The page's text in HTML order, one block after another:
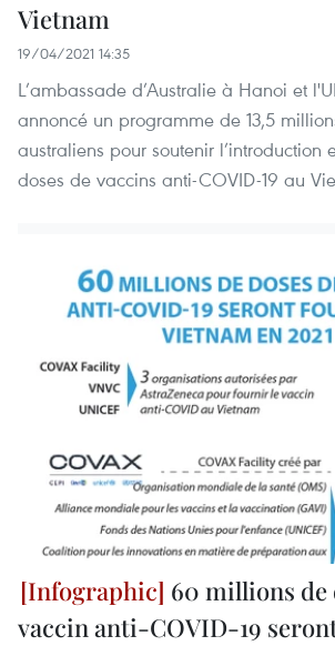
Vietnam
19/04/2021 14:35
L’ambassade d’Australie à Hanoi et
annoncé un programme de 13,5
australiens pour soutenir l’introduction
doses de vaccins anti-COVID-19 au
60 millions de
vaccin anti-COVID-19